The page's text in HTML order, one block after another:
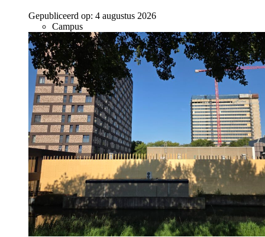
Gepubliceerd op: 4 augustus 2026
Campus